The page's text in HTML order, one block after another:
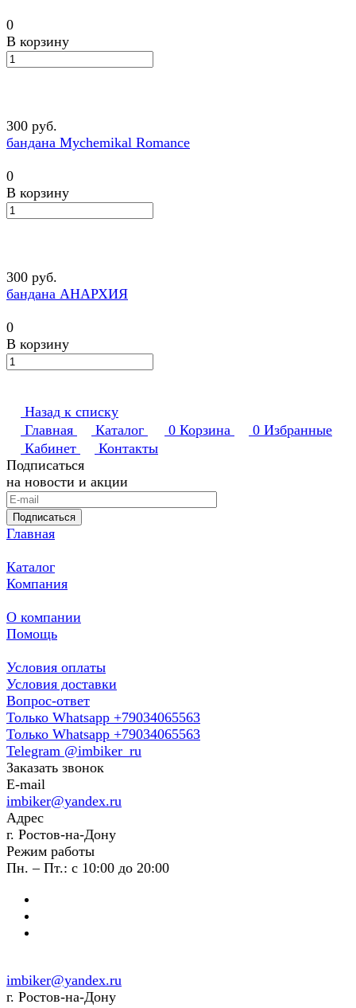
0
В корзину
300 руб.
бандана Mychemikal Romance
0
В корзину
300 руб.
бандана АНАРХИЯ
0
В корзину
Назад к списку
Главная
Каталог 0 Корзина 0 Избранные
Кабинет
Контакты
Подписаться
на новости и акции
Подписаться
Главная
Каталог
Компания
О компании
Помощь
Условия оплаты
Условия доставки
Вопрос-ответ
Только Whatsapp +79034065563
Только Whatsapp +79034065563
Telegram @imbiker_ru
Заказать звонок
E-mail
imbiker@yandex.ru
Адрес
г. Ростов-на-Дону
Режим работы
Пн. – Пт.: с 10:00 до 20:00
imbiker@yandex.ru
г. Ростов-на-Дону